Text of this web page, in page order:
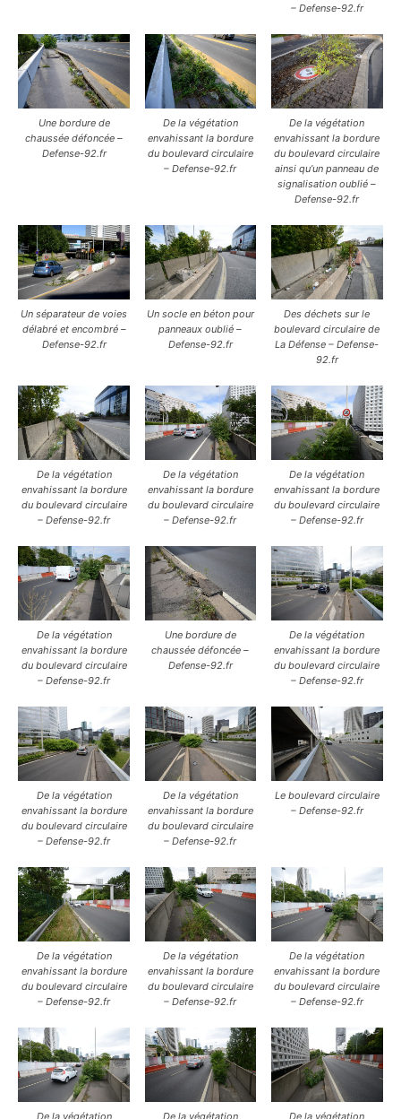
– Defense-92.fr
Une bordure de
chaussée défoncée –
Defense-92.fr
De la végétation
envahissant la bordure
du boulevard circulaire
– Defense-92.fr
De la végétation
envahissant la bordure
du boulevard circulaire
ainsi qu’un panneau de
signalisation oublié –
Defense-92.fr
Un séparateur de voies
délabré et encombré –
Defense-92.fr
Un socle en béton pour
panneaux oublié –
Defense-92.fr
Des déchets sur le
boulevard circulaire de
La Défense – Defense-
92.fr
De la végétation
envahissant la bordure
du boulevard circulaire
– Defense-92.fr
De la végétation
envahissant la bordure
du boulevard circulaire
– Defense-92.fr
De la végétation
envahissant la bordure
du boulevard circulaire
– Defense-92.fr
De la végétation
envahissant la bordure
du boulevard circulaire
– Defense-92.fr
Une bordure de
chaussée défoncée –
Defense-92.fr
De la végétation
envahissant la bordure
du boulevard circulaire
– Defense-92.fr
De la végétation
envahissant la bordure
du boulevard circulaire
– Defense-92.fr
De la végétation
envahissant la bordure
du boulevard circulaire
– Defense-92.fr
Le boulevard circulaire
– Defense-92.fr
De la végétation
envahissant la bordure
du boulevard circulaire
– Defense-92.fr
De la végétation
envahissant la bordure
du boulevard circulaire
– Defense-92.fr
De la végétation
envahissant la bordure
du boulevard circulaire
– Defense-92.fr
De la végétation De la végétation De la végétation